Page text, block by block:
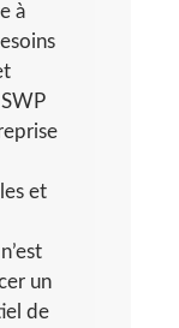
à
et
n’est
un
de